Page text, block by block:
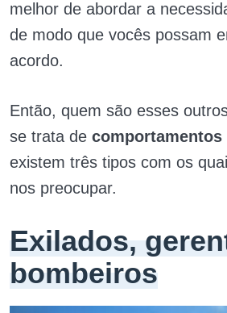
melhor de abordar a
de modo que vocês possam
acordo.
Então, quem são esses
se trata de
existem três tipos com os
nos preocupar.
Exilados,
bombeiros